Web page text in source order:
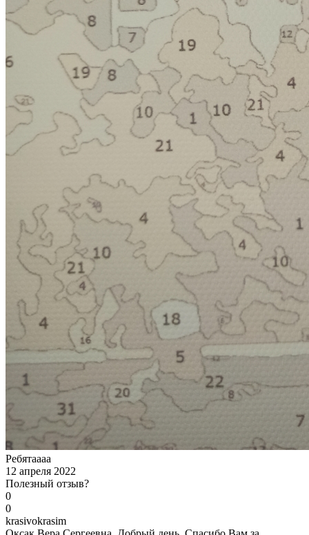
Ребятаааа
12 апреля 2022
Полезный отзыв?
0
0
krasivokrasim